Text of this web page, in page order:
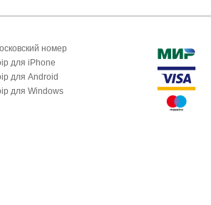
номер
для iPhone
для Android
для Windows